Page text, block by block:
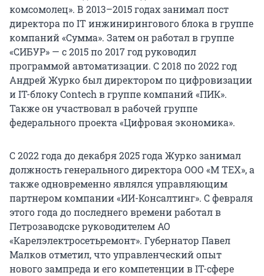
комсомолец». В 2013–2015 годах занимал пост
директора по IT инжинирингового блока в группе
компаний «Сумма». Затем он работал в группе
«СИБУР» — с 2015 по 2017 год руководил
программой автоматизации. С 2018 по 2022 год
Андрей Журко был директором по цифровизации
и IT-блоку Contech в группе компаний «ПИК».
Также он участвовал в рабочей группе
федерального проекта «Цифровая экономика».
С 2022 года до декабря 2025 года Журко занимал
должность генерального директора ООО «М ТЕХ», а
также одновременно являлся управляющим
партнером компании «ИИ-Консалтинг». С февраля
этого года до последнего времени работал в
Петрозаводске руководителем АО
«Карелэлектросетьремонт». Губернатор Павел
Малков отметил, что управленческий опыт
нового зампреда и его компетенции в IT-сфере